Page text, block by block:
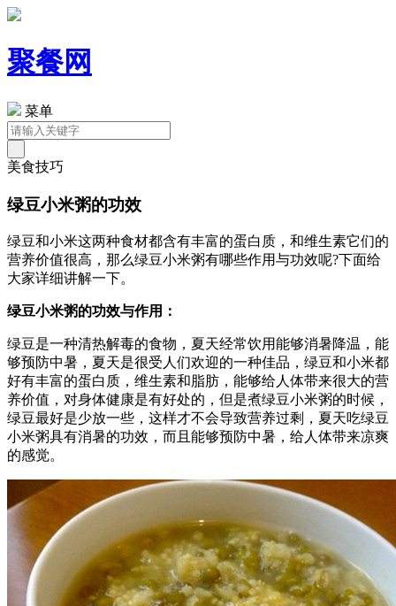
聚餐网
菜单
美食技巧
绿豆小米粥的功效
绿豆和小米这两种食材都含有丰富的蛋白质，和维生素它们的
营养价值很高，那么绿豆小米粥有哪些作用与功效呢?下面给
大家详细讲解一下。
绿豆小米粥的功效与作用：
绿豆是一种清热解毒的食物，夏天经常饮用能够消暑降温，能
够预防中暑，夏天是很受人们欢迎的一种佳品，绿豆和小米都
好有丰富的蛋白质，维生素和脂肪，能够给人体带来很大的营
养价值，对身体健康是有好处的，但是煮绿豆小米粥的时候，
绿豆最好是少放一些，这样才不会导致营养过剩，夏天吃绿豆
小米粥具有消暑的功效，而且能够预防中暑，给人体带来凉爽
的感觉。